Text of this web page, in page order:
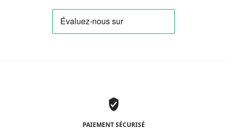
PAIEMENT SÉCURISÉ